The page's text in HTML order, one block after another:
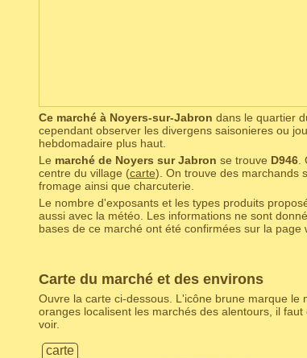
Ce marché à Noyers-sur-Jabron dans le quartier
cependant observer les divergens saisonieres ou
hebdomadaire plus haut.
Le marché de Noyers sur Jabron se trouve D946.
centre du village (carte). On trouve des marchands
fromage ainsi que charcuterie.
Le nombre d'exposants et les types produits
aussi avec la météo. Les informations ne sont
bases de ce marché ont été confirmées sur la page
Carte du marché et des environs
Ouvre la carte ci-dessous. L'icône brune marque le
oranges localisent les marchés des alentours, il
voir.
carte